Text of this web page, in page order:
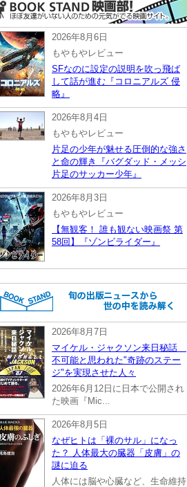
2026年8月6日
もやもやレビュー
SFなのに設定の説明を吹っ飛ば
して話が進む『コロニアルズ 侵
略』
2026年8月4日
もやもやレビュー
片足の少年が魅せる圧倒的な強さ
と命の輝き『バグダッド・メッシ
片足のサッカー少年』
2026年8月3日
もやもやレビュー
【無観客！ 誰も観ない映画祭 第
58回】『ゾンビライダー』
2026年8月7日
マイケル・ジャクソン来日秘話
不可能と思われた"奇跡のステー
ジ"を実現させた人々
2026年6月12日に日本で公開され
た映画『Mic...
2026年8月5日
なぜヒトは「裸のサル」になっ
た？ 人体最大の臓器「皮膚」の
謎に迫る
人体には脳や心臓など、生命維持